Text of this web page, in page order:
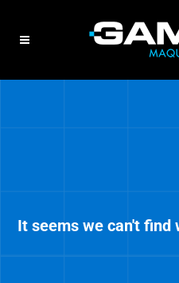
It seems we can't find